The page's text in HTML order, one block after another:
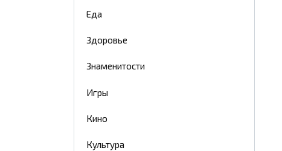
Еда
Здоровье
Знаменитости
Игры
Кино
Культура